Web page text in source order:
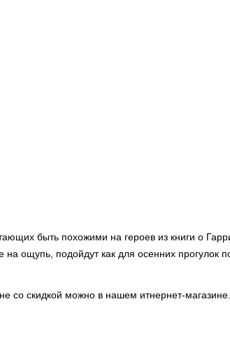
быть похожими на героев из книги о
ощупь, подойдут как для осенних прогулок
со скидкой можно в нашем итнернет-